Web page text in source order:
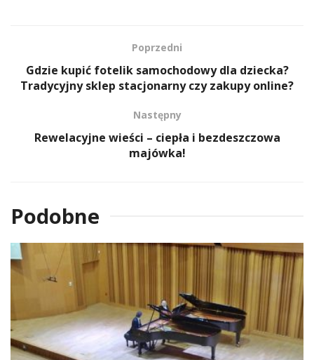
Poprzedni
Gdzie kupić fotelik samochodowy dla dziecka?
Tradycyjny sklep stacjonarny czy zakupy online?
Następny
Rewelacyjne wieści – ciepła i bezdeszczowa
majówka!
Podobne